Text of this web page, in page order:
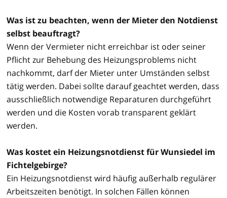
Was ist zu beachten, wenn der Mieter den Notdienst
selbst beauftragt?
Wenn der Vermieter nicht erreichbar ist oder seiner
Pflicht zur Behebung des Heizungsproblems nicht
nachkommt, darf der Mieter unter Umständen selbst
tätig werden. Dabei sollte darauf geachtet werden, dass
ausschließlich notwendige Reparaturen durchgeführt
werden und die Kosten vorab transparent geklärt
werden.
Was kostet ein Heizungsnotdienst für Wunsiedel im
Fichtelgebirge?
Ein Heizungsnotdienst wird häufig außerhalb regulärer
Arbeitszeiten benötigt. In solchen Fällen können